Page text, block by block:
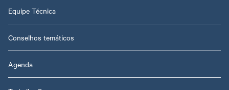
Equipe Técnica
Conselhos temáticos
Agenda